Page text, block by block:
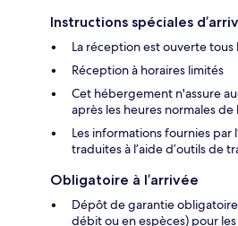
Instructions spéciales
La réception est ouverte
Réception à horaires limités
Cet hébergement n'assure
après les heures normales
Les informations fournies
traduites à l’aide d’outils de
Obligatoire à l’arrivée
Dépôt de garantie
débit ou en espèces) pour les